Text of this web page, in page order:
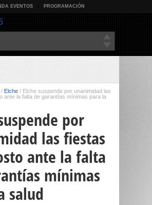
EVENTOS PROGRAMACIÓN
/ Elche / Elche suspende por unanimidad las
ante la falta de garantías mínimas para la
por
las fiestas
ante la falta
mínimas
salud